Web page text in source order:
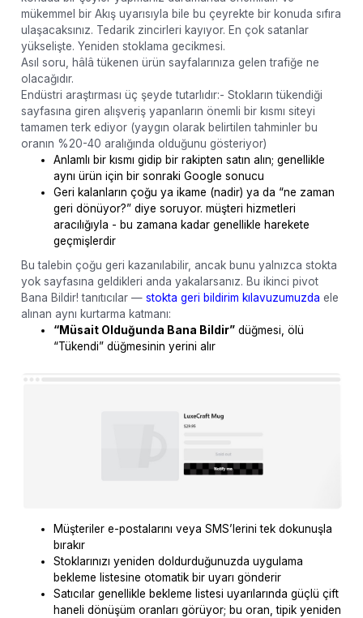
mükemmel bir Akış uyarısıyla bile bu çeyrekte bir konuda sıfıra
ulaşacaksınız. Tedarik zincirleri kayıyor. En çok satanlar
yükselişte. Yeniden stoklama gecikmesi.
Asıl soru, hâlâ tükenen ürün sayfalarınıza gelen trafiğe ne
olacağıdır.
Endüstri araştırması üç şeyde tutarlıdır:- Stokların tükendiği
sayfasına giren alışveriş yapanların önemli bir kısmı siteyi
tamamen terk ediyor (yaygın olarak belirtilen tahminler bu
oranın %20-40 aralığında olduğunu gösteriyor)
Anlamlı bir kısmı gidip bir rakipten satın alın; genellikle
aynı ürün için bir sonraki Google sonucu
Geri kalanların çoğu ya ikame (nadir) ya da “ne zaman
geri dönüyor?” diye soruyor. müşteri hizmetleri
aracılığıyla - bu zamana kadar genellikle harekete
geçmişlerdir
Bu talebin çoğu geri kazanılabilir, ancak bunu yalnızca stokta
yok sayfasına geldikleri anda yakalarsanız. Bu ikinci pivot
Bana Bildir! tanıtıcılar — stokta geri bildirim kılavuzumuzda ele
alınan aynı kurtarma katmanı:
“Müsait Olduğunda Bana Bildir”düğmesi, ölü
“Tükendi” düğmesinin yerini alır
Müşteriler e-postalarını veya SMS’lerini tek dokunuşla
bırakır
Stoklarınızı yeniden doldurduğunuzda uygulama
bekleme listesine otomatik bir uyarı gönderir
Satıcılar genellikle bekleme listesi uyarılarında güçlü çift
haneli dönüşüm oranları görüyor; bu oran, tipik yeniden